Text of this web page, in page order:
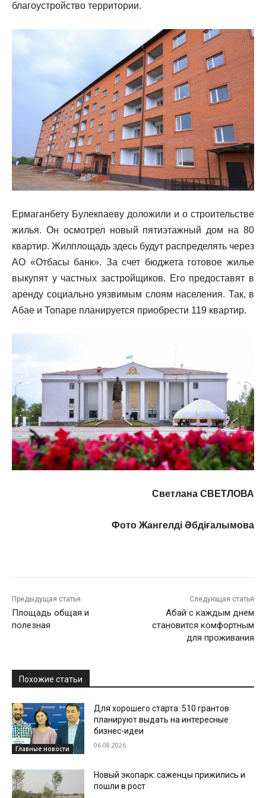
благоустройство территории.
Ермаганбету Булекпаеву доложили и о строительстве
жилья. Он осмотрел новый пятиэтажный дом на 80
квартир. Жилплощадь здесь будут распределять через
АО «Отбасы банк». За счет бюджета готовое жилье
выкупят у частных застройщиков. Его предоставят в
аренду социально уязвимым слоям населения. Так, в
Абае и Топаре планируется приобрести 119 квартир.
Светлана СВЕТЛОВА
Фото Жангелдi Әбдіғалымова
Предыдущая статья
Площадь общая и
полезная
Следующая статья
Абай с каждым днем
становится комфортным
для проживания
Похожие статьи
Главные новости
Для хорошего старта: 510 грантов
планируют выдать на интересные
бизнес-идеи
06.08.2026
Новый экопарк: саженцы прижились и
пошли в рост